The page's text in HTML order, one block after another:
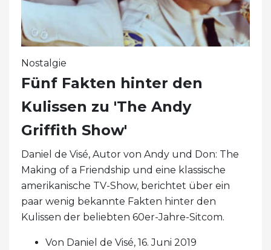
Nostalgie
Fünf Fakten hinter den
Kulissen zu 'The Andy
Griffith Show'
Daniel de Visé, Autor von Andy und Don: The
Making of a Friendship und eine klassische
amerikanische TV-Show, berichtet über ein
paar wenig bekannte Fakten hinter den
Kulissen der beliebten 60er-Jahre-Sitcom.
Von Daniel de Visé, 16. Juni 2019